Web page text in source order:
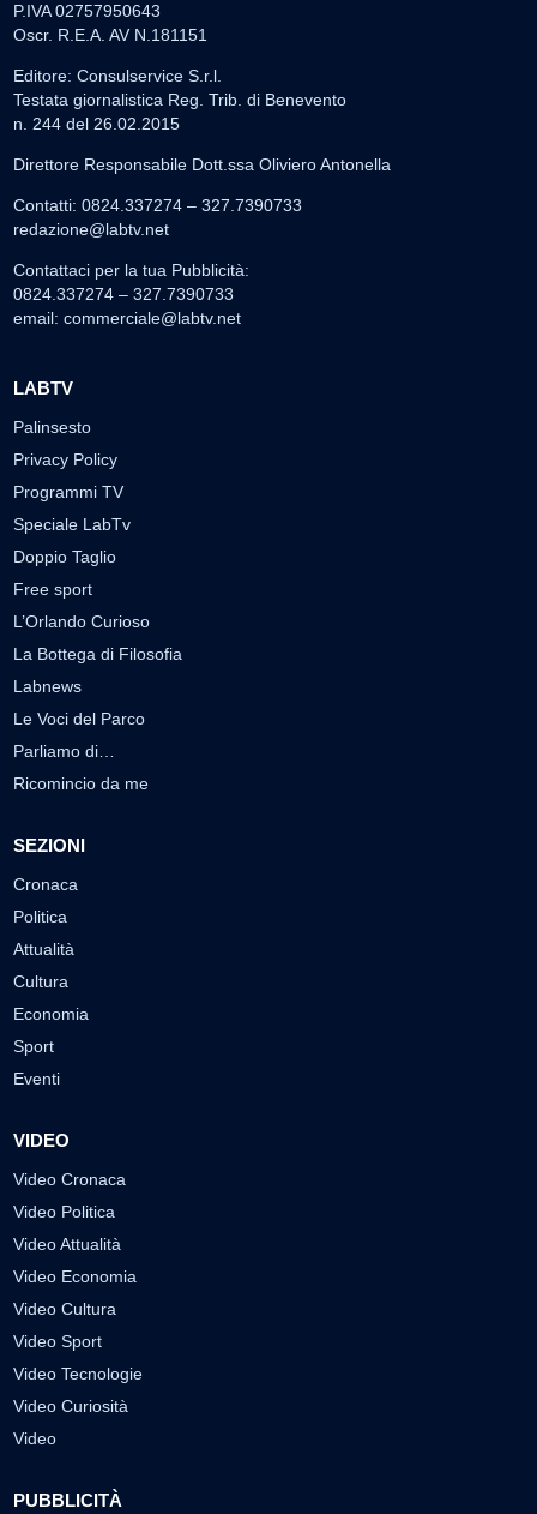
P.IVA 02757950643
Oscr. R.E.A. AV N.181151
Editore: Consulservice S.r.l.
Testata giornalistica Reg. Trib. di Benevento
n. 244 del 26.02.2015
Direttore Responsabile Dott.ssa Oliviero Antonella
Contatti: 0824.337274 – 327.7390733
redazione@labtv.net
Contattaci per la tua Pubblicità:
0824.337274 – 327.7390733
email: commerciale@labtv.net
LABTV
Palinsesto
Privacy Policy
Programmi TV
Speciale LabTv
Doppio Taglio
Free sport
L’Orlando Curioso
La Bottega di Filosofia
Labnews
Le Voci del Parco
Parliamo di…
Ricomincio da me
SEZIONI
Cronaca
Politica
Attualità
Cultura
Economia
Sport
Eventi
VIDEO
Video Cronaca
Video Politica
Video Attualità
Video Economia
Video Cultura
Video Sport
Video Tecnologie
Video Curiosità
Video
PUBBLICITÀ